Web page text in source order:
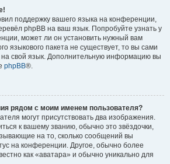
поддержку вашего языка на конференции,
phpBB на ваш язык. Попробуйте узнать у
может ли он установить нужный вам
языкового пакета не существует, то вы сами
свой язык. Дополнительную информацию вы
phpBB®.
рядом с моим именем пользователя?
могут присутствовать два изображения.
к вашему званию, обычно это звёздочки,
на то, сколько сообщений вы
на конференции. Другое, обычно более
как «аватара» и обычно уникально для